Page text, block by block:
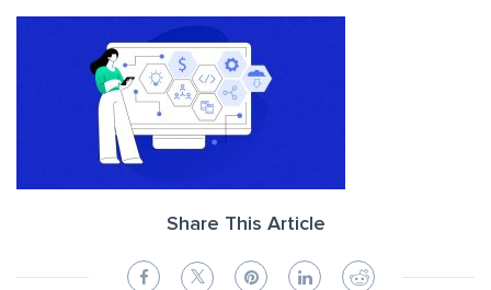
Share This Article